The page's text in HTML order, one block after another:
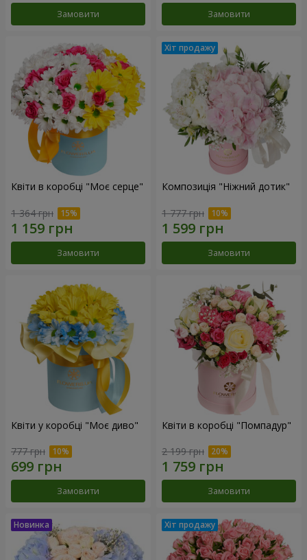
Замовити Замовити
Квіти в коробці "Моє серце"
1 364 грн
Замовити
Композиція "Ніжний дотик"
1 777 грн
Замовити
Квіти у коробці "Моє диво"
777 грн
Замовити
Квіти в коробці "Помпадур"
2 199 грн
Замовити